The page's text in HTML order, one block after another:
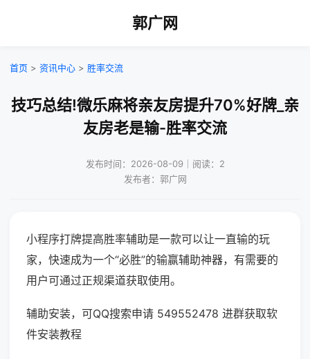
郭广网
首页 > 资讯中心 > 胜率交流
技巧总结!微乐麻将亲友房提升70%好牌_亲
友房老是输-胜率交流
发布时间：2026-08-09｜阅读：2
发布者：郭广网
小程序打牌提高胜率辅助是一款可以让一直输的玩
家，快速成为一个“必胜”的输赢辅助神器，有需要的
用户可通过正规渠道获取使用。
辅助安装，可QQ搜索申请 549552478 进群获取软
件安装教程